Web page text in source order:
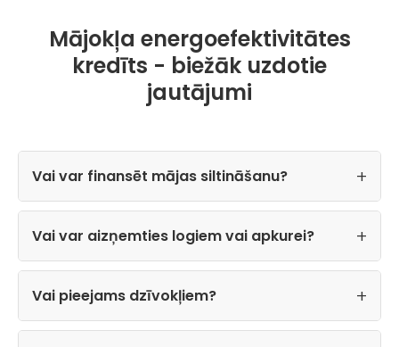
Mājokļa energoefektivitātes
kredīts - biežāk uzdotie
jautājumi
Vai var finansēt mājas siltināšanu?
Vai var aizņemties logiem vai apkurei?
Vai pieejams dzīvokļiem?